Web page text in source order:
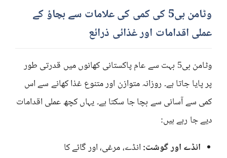
وٹامن بی5 کی کمی کی علامات سے بچاؤ کے
عملی اقدامات اور غذائی ذرائع
وٹامن بی5 بہت سے عام پاکستانی کھانوں میں قدرتی طور
پر پایا جاتا ہے۔ روزانہ متوازن اور متنوع غذا کھانے سے اس
کمی سے آسانی سے بچا جا سکتا ہے۔ یہاں کچھ عملی اقدامات
دیے جا رہے ہیں:
انڈے اور گوشت: انڈے، مرغی، اور گائے کا